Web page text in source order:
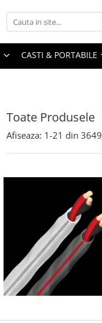
CASTI & PORTABILE
Toate Produsele
Afiseaza: 1-21 din 3649